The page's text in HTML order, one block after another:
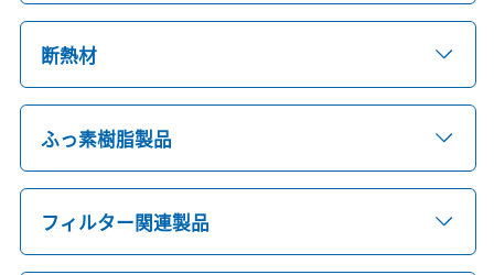
断熱材
ふっ素樹脂製品
フィルター関連製品